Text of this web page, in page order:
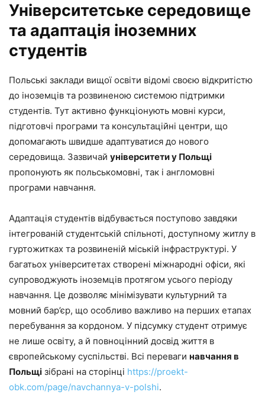
Університетське середовище
та адаптація іноземних
студентів
Польські заклади вищої освіти відомі своєю відкритістю
до іноземців та розвиненою системою підтримки
студентів. Тут активно функціонують мовні курси,
підготовчі програми та консультаційні центри, що
допомагають швидше адаптуватися до нового
середовища. Зазвичай університети у Польщі
пропонують як польськомовні, так і англомовні
програми навчання.
Адаптація студентів відбувається поступово завдяки
інтегрованій студентській спільноті, доступному житлу в
гуртожитках та розвиненій міській інфраструктурі. У
багатьох університетах створені міжнародні офіси, які
супроводжують іноземців протягом усього періоду
навчання. Це дозволяє мінімізувати культурний та
мовний бар’єр, що особливо важливо на перших етапах
перебування за кордоном. У підсумку студент отримує
не лише освіту, а й повноцінний досвід життя в
європейському суспільстві. Всі переваги навчання в
Польщі зібрані на сторінці https://proekt-
obk.com/page/navchannya-v-polshi.